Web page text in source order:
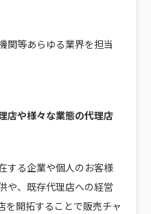
関等あらゆる業界を担当
店や様々な業態の代理店
する企業や個人のお客様
や、既存代理店への経営
を開拓することで販売チャ